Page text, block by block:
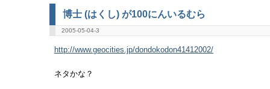
博士 (はくし) が100にんいるむら
2005-05-04-3
http://www.geocities.jp/dondokodon41412002/
ネタかな？